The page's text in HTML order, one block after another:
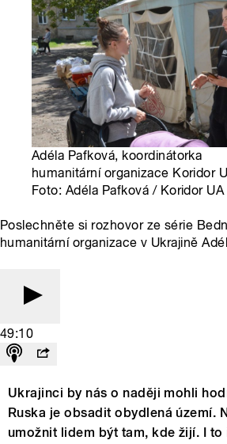
Adéla Pafková, koordinátorka
humanitární organizace Koridor
Foto: Adéla Pafková / Koridor UA
Poslechněte si rozhovor ze série
humanitární organizace v Ukrajině
49:10
Ukrajinci by nás o naději mohli
Ruska je obsadit obydlená území.
umožnit lidem být tam, kde žijí. I to